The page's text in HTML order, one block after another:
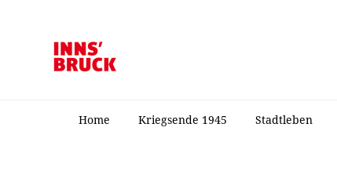
Home Kriegsende 1945 Stadtleben